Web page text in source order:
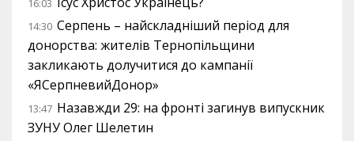
16:03
14:30 Серпень – найскладніший період для
донорства: жителів Тернопільщини
закликають долучитися до кампанії
«ЯСерпневийДонор»
13:47 Назавжди 29: на фронті загинув випускник
ЗУНУ Олег Шелетин